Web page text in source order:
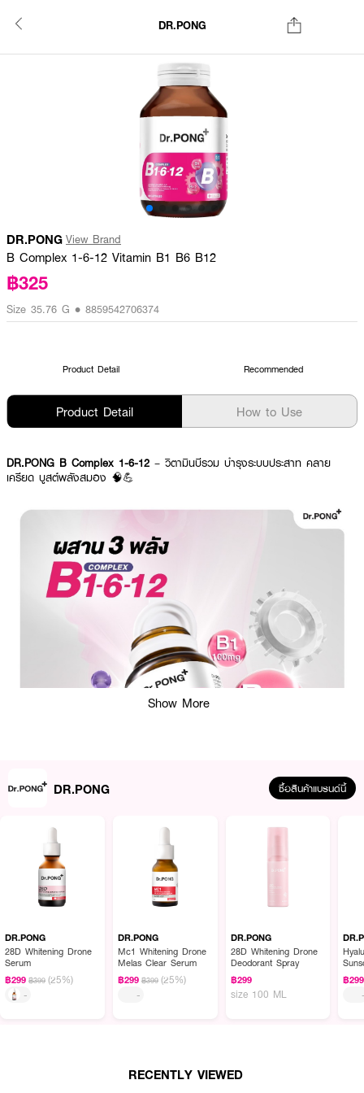
DR.PONG
DR.PONG View Brand
B Complex 1-6-12 Vitamin B1 B6 B12
฿325
Size 35.76 G • 8859542706374
Product Detail Recommended
Product Detail How to Use
DR.PONG B Complex 1-6-12 – วิตามินบีรวม บำรุงระบบประสาท คลาย
เครียด บูสต์พลังสมอง 🧠💪
ผลลัพธ์ที่ได้:
ผลิตภัณฑ์เสริมอาหารวิตามินบีรวมสูตรเข้มข้น ช่วยฟื้นฟูระบบประสาท ลดอาการ
เหน็บชา ชาเสียวปลายมือปลายเท้า และบำรุงสมอง ด้วยปริมาณวิตามิน B1, B6
เครียด พักผ่อนน้อย หรือผู้ที่ต้องการดูแลระบบประสาทและสมองให้แข็งแรง
● วิตามิน B1 100 mg ช่วยลดอาการเหน็บชา และส่งเสริมการทำงานของระบบ
ประสาท กล้ามเนื้อ และหัวใจ
Show More
DR.PONG ซื้อสินค้าแบรนด์นี้
DR.PONG
28D Whitening Drone
Serum
฿299 ฿399 (25%)
-
DR.PONG
Mc1 Whitening Drone
Melas Clear Serum
฿299 ฿399 (25%)
-
DR.PONG
28D Whitening Drone
Deodorant Spray
฿299
size 100 ML
฿299
RECENTLY VIEWED